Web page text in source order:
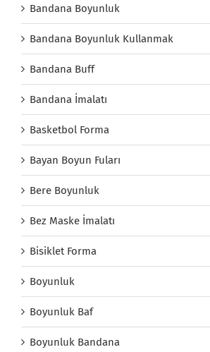
Bandana Boyunluk
Bandana Boyunluk Kullanmak
Bandana Buff
Bandana İmalatı
Basketbol Forma
Bayan Boyun Fuları
Bere Boyunluk
Bez Maske İmalatı
Bisiklet Forma
Boyunluk
Boyunluk Baf
Boyunluk Bandana